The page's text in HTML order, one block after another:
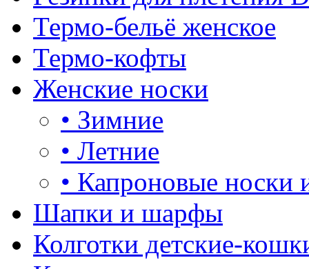
Термо-бельё женское
Термо-кофты
Женские носки
• Зимние
• Летние
• Капроновые носки
Шапки и шарфы
Колготки детские-